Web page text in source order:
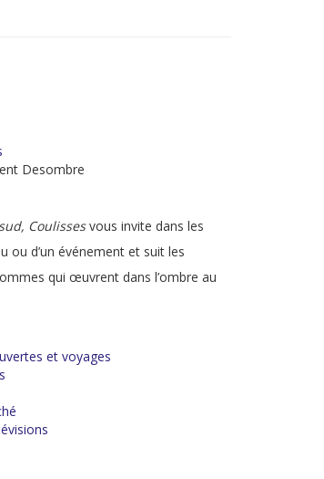
Desombre
Coulissesvous invite dans les
ou d’un événement et suit les
qui œuvrent dans l’ombre au
et voyages